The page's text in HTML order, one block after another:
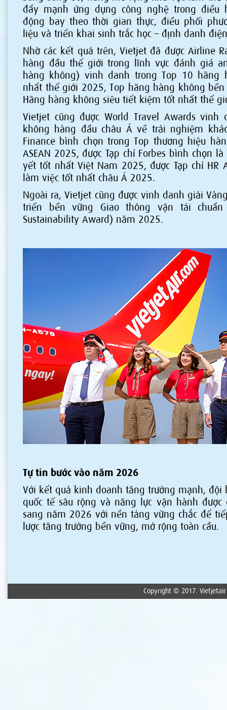
đẩy mạnh ứng dụng công nghệ trong điều
động bay theo thời gian thực, điều phối
liệu và triển khai sinh trắc học – định danh
Nhờ các kết quả trên, Vietjet đã được Airline
hàng đầu thế giới trong lĩnh vực đánh giá
hàng không) vinh danh trong Top 10 hãng
nhất thế giới 2025, Top hãng hàng không
Hãng hàng không siêu tiết kiệm tốt nhất thế
Vietjet cũng được World Travel Awards vinh
không hàng đầu châu Á về trải nghiệm
Finance bình chọn trong Top thương hiệu
ASEAN 2025, được Tạp chí Forbes bình chọn
yết tốt nhất Việt Nam 2025, được Tạp chí HR
làm việc tốt nhất châu Á 2025.
Ngoài ra, Vietjet cũng được vinh danh giải
triển bền vững Giao thông vận tải chuẩn
Sustainability Award) năm 2025.
Tự tin bước vào năm 2026
Với kết quả kinh doanh tăng trưởng mạnh, đội
quốc tế sâu rộng và năng lực vận hành được
sang năm 2026 với nền tảng vững chắc để
lược tăng trưởng bền vững, mở rộng toàn cầu.
Copyright © 2017. Vietjetair